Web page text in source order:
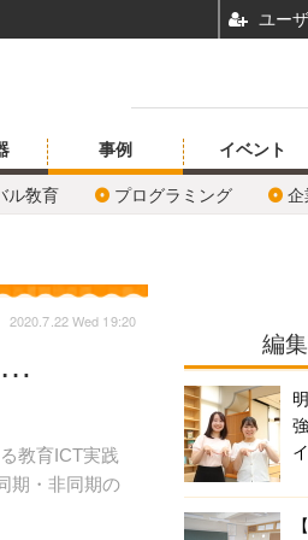
事例
ル敎育 プログラミング 企
イベント
…
教育ICT実践
期・非同期の
2020.7.22 Wed 19:20
編
ユー